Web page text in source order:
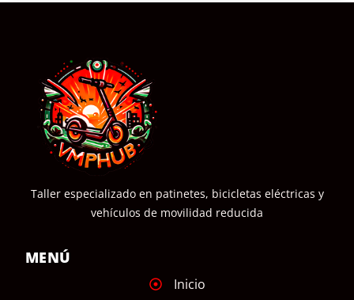
Taller especializado en patinetes, bicicletas eléctricas y
vehículos de movilidad reducida
MENÚ
Inicio